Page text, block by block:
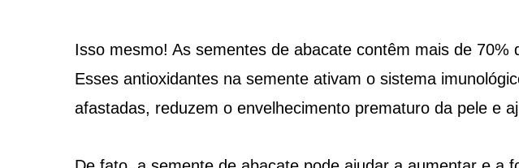
Isso mesmo! As sementes de abacate contêm mais de 70%
Esses antioxidantes na semente ativam o sistema
afastadas, reduzem o envelhecimento prematuro da pele e